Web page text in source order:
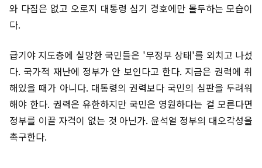
와 다짐은 없고 오로지 대통령 심기 경호에만 몰두하는 모습이
다.
급기야 지도층에 실망한 국민들은 '무정부 상태'를 외치고 나섰
다. 국가적 재난에 정부가 안 보인다고 한다. 지금은 권력에 취
해있을 때가 아니다. 대통령의 권력보다 국민의 심판을 두려워
해야 한다. 권력은 유한하지만 국민은 영원하다는 걸 모른다면
정부를 이끌 자격이 없는 것 아닌가. 윤석열 정부의 대오각성을
촉구한다.